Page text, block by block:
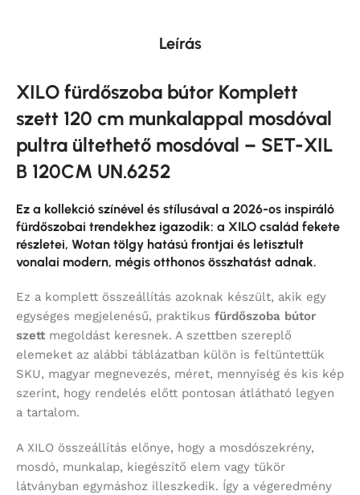
Leírás
XILO fürdőszoba bútor Komplett
szett 120 cm munkalappal mosdóval
pultra ültethető mosdóval – SET-XIL
B 120CM UN.6252
Ez a kollekció színével és stílusával a 2026-os inspiráló
fürdőszobai trendekhez igazodik: a XILO család fekete
részletei, Wotan tölgy hatású frontjai és letisztult
vonalai modern, mégis otthonos összhatást adnak.
Ez a komplett összeállítás azoknak készült, akik egy
egységes megjelenésű, praktikus fürdőszoba bútor
szett megoldást keresnek. A szettben szereplő
elemeket az alábbi táblázatban külön is feltüntettük
SKU, magyar megnevezés, méret, mennyiség és kis kép
szerint, hogy rendelés előtt pontosan átlátható legyen
a tartalom.
A XILO összeállítás előnye, hogy a mosdószekrény,
mosdó, munkalap, kiegészítő elem vagy tükör
látványban egymáshoz illeszkedik. Így a végeredmény